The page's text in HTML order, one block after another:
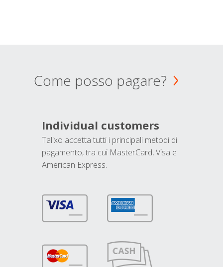
Come posso pagare?
Individual customers
Talixo accetta tutti i principali metodi di
pagamento, tra cui MasterCard, Visa e
American Express.